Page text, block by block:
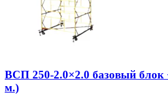
ВСП 250-2.0×2.0 базовый блок
м.)